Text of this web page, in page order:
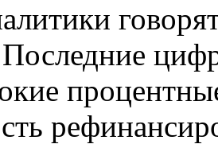
Последние